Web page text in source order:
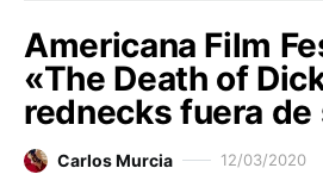
Americana Film
«The Death of
rednecks fuera de
Carlos Murcia 12/03/2020